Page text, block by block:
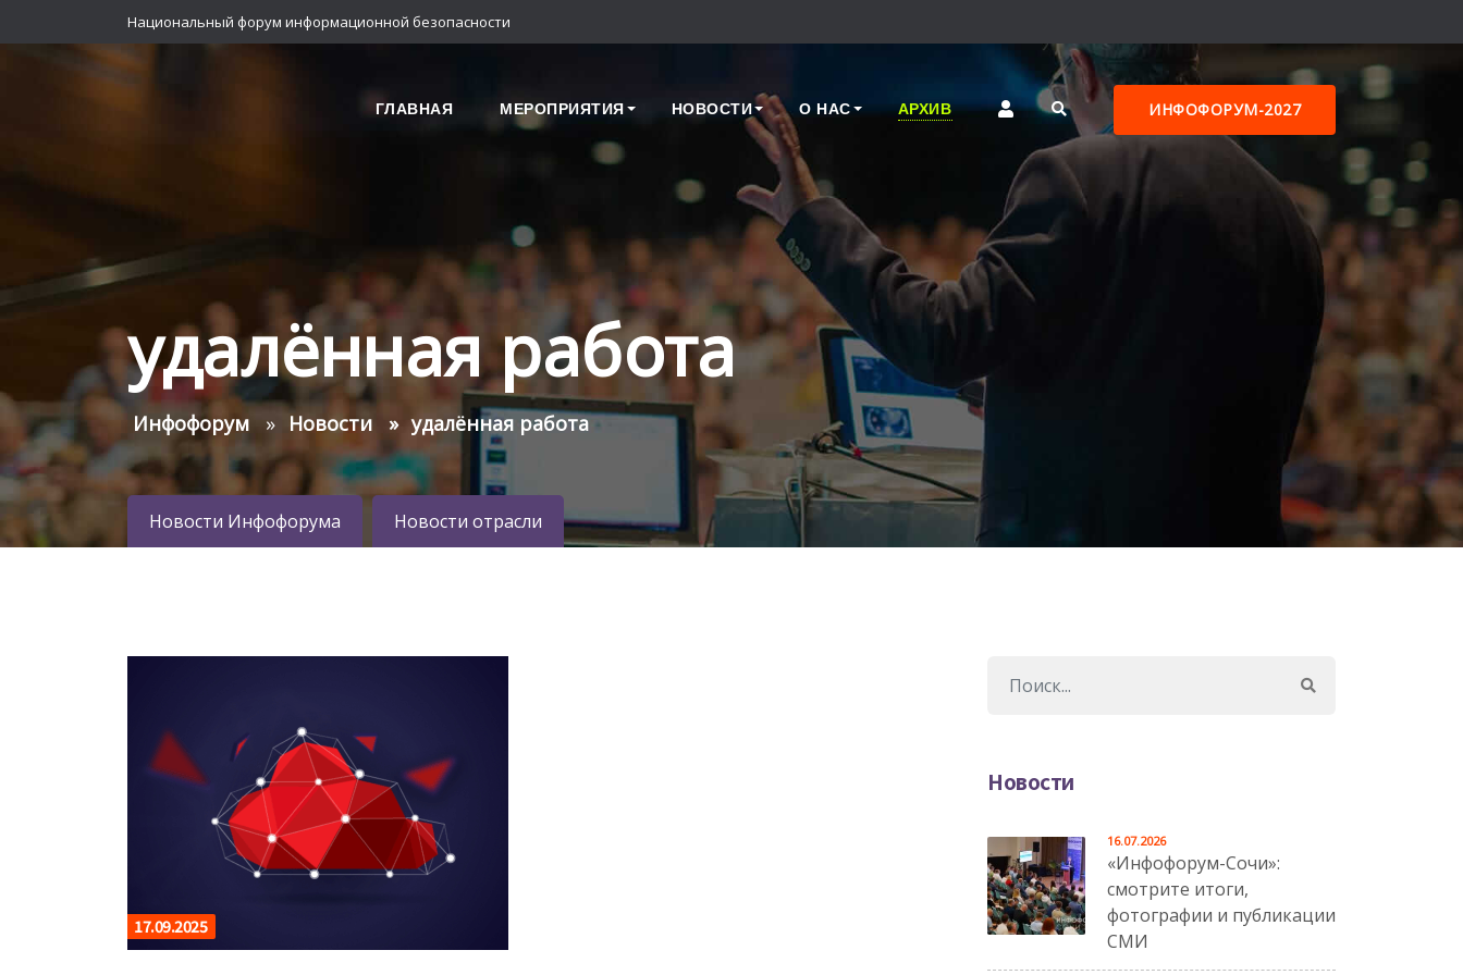
Национальный форум информационной безопасности
ГЛАВНАЯ МЕРОПРИЯТИЯ НОВОСТИ О НАС АРХИВ ИНФОФОРУМ-2027
удалённая работа
Инфофорум Новости удалённая работа
Новости Инфофорума Новости отрасли
17.09.2025
Новости
«Инфофорум-Сочи»:
смотрите итоги,
фотографии и публикации
СМИ
16.07.2026